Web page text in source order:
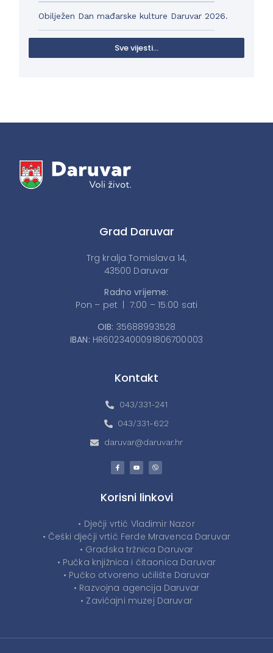
Obilježen Dan mađarske kulture Daruvar 2026.
Sve vijesti...
Grad Daruvar
Trg kralja Tomislava 14,
43500 Daruvar
Radno vrijeme:
Pon – pet | 7:00 – 15:00 sati
OIB: 35688993528
IBAN: HR6023400091806700003
Kontakt
043/331-241
043/331-622
daruvar@daruvar.hr
Korisni linkovi
• Dječji vrtić Vladimir Nazor
• Češki dječji vrtić Ferde Mravenca Daruvar
• Gradska tržnica Daruvar
• Pučka knjižnica i čitaonica Daruvar
• Pučko otvoreno učilište Daruvar
• Razvojna agencija Daruvar
• Zavičajni muzej Daruvar